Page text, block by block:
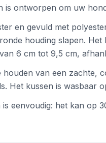
is ontworpen om uw
en gevuld met
houding slapen.
6 cm tot 9,5 cm,
van een
Het kussen is wasbaar
eenvoudig: het kan op